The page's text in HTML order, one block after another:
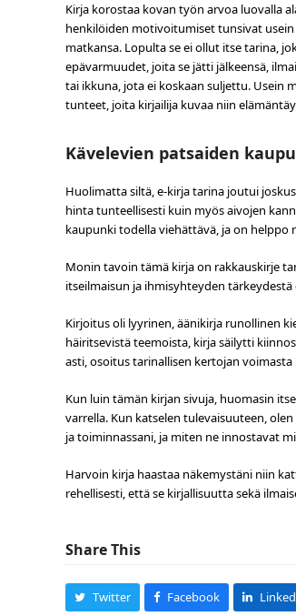
Kirja korostaa kovan työn arvoa luovalla
henkilöiden motivoitumiset tunsivat
matkansa. Lopulta se ei ollut itse tarina,
epävarmuudet, joita se jätti jälkeensä,
tai ikkuna, jota ei koskaan suljettu. Usein
tunteet, joita kirjailija kuvaa niin
Kävelevien patsaiden
Huolimatta siltä, e-kirja tarina joutui
hinta tunteellisesti kuin myös aivojen
kaupunki todella viehättävä, ja on
Monin tavoin tämä kirja on rakkauskirje
itseilmaisun ja ihmisyhteyden tärkeydestä
Kirjoitus oli lyyrinen, äänikirja runollinen
häiritsevistä teemoista, kirja säilytti
asti, osoitus tarinallisen kertojan
Kun luin tämän kirjan sivuja, huomasin
varrella. Kun katselen tulevaisuuteen,
ja toiminnassani, ja miten ne innostavat
Harvoin kirja haastaa näkemystäni niin
rehellisesti, että se kirjallisuutta sekä
Share This
Twitter Facebook